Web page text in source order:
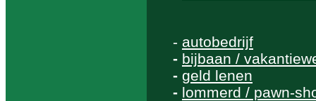
- autobedrijf
- bijbaan /
- geld lenen
- lommerd / pawn-